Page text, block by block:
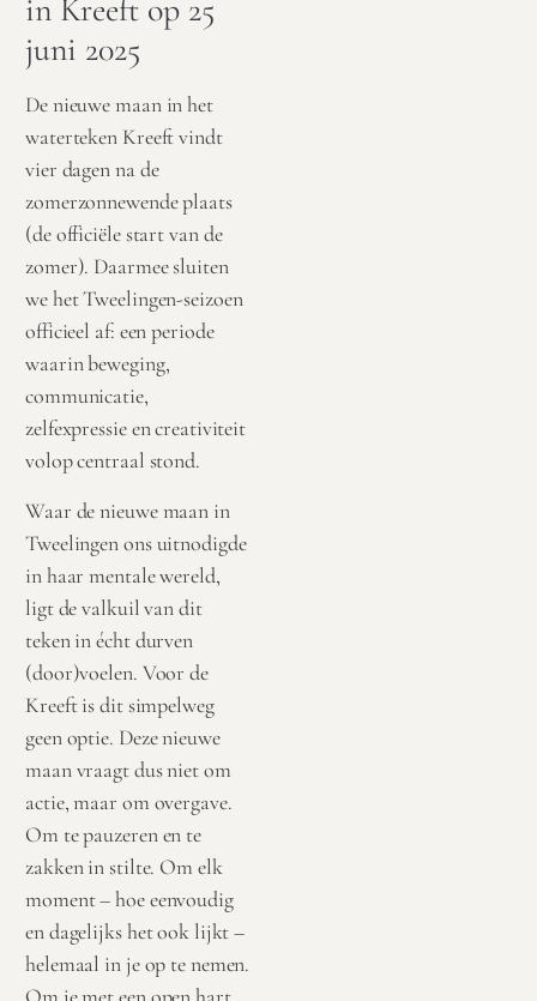
in Kreeft op 25
juni 2025
De nieuwe maan in het
waterteken Kreeft vindt
vier dagen na de
zomerzonnewende plaats
(de officiële start van de
zomer). Daarmee sluiten
we het Tweelingen-seizoen
officieel af: een periode
waarin beweging,
communicatie,
zelfexpressie en creativiteit
volop centraal stond.
Waar denieuwe maan in
Tweelingenons uitnodigde
in haar mentale wereld,
ligt de valkuil van dit
teken in écht durven
(door)voelen. Voor de
Kreeft is dit simpelweg
geen optie. Deze nieuwe
maan vraagt dus niet om
actie, maar om overgave.
Om te pauzeren en te
zakken in stilte. Om elk
moment – hoe eenvoudig
en dagelijks het ook lijkt –
helemaal in je op te nemen.
Om je met een open hart